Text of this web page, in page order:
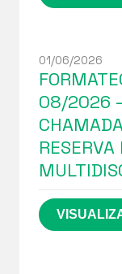
01/06/2026
08/2026 -
RESERVA